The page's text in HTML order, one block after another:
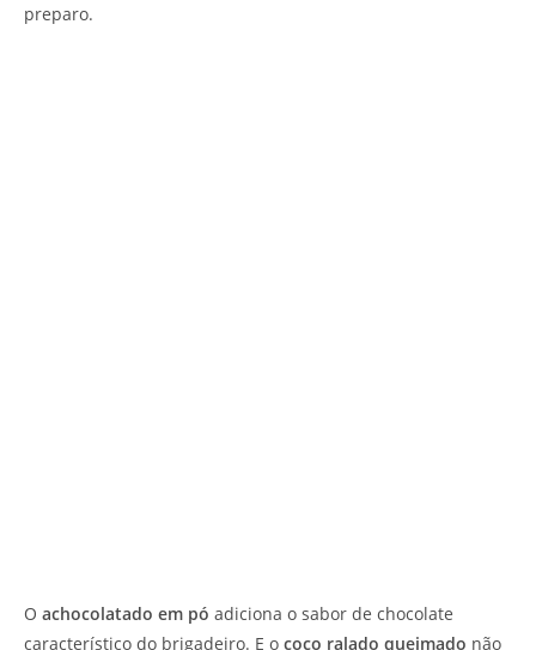
preparo.
O achocolatado em pó adiciona o sabor de chocolate
característico do brigadeiro. E o coco ralado queimado não